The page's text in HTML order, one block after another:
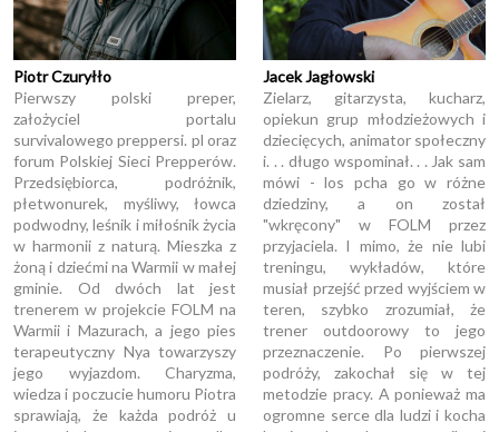
Piotr Czuryłło
Pierwszy polski preper,
założyciel portalu
survivalowego preppersi. pl oraz
forum Polskiej Sieci Prepperów.
Przedsiębiorca, podróżnik,
płetwonurek, myśliwy, łowca
podwodny, leśnik i miłośnik życia
w harmonii z naturą. Mieszka z
żoną i dziećmi na Warmii w małej
gminie. Od dwóch lat jest
trenerem w projekcie FOLM na
Warmii i Mazurach, a jego pies
terapeutyczny Nya towarzyszy
jego wyjazdom. Charyzma,
wiedza i poczucie humoru Piotra
sprawiają, że każda podróż u
Jacek Jagłowski
Zielarz, gitarzysta, kucharz,
opiekun grup młodzieżowych i
dziecięcych, animator społeczny
i. . . długo wspominał. . . Jak sam
mówi - los pcha go w różne
dziedziny, a on został
"wkręcony" w FOLM przez
przyjaciela. I mimo, że nie lubi
treningu, wykładów, które
musiał przejść przed wyjściem w
teren, szybko zrozumiał, że
trener outdoorowy to jego
przeznaczenie. Po pierwszej
podróży, zakochał się w tej
metodzie pracy. A ponieważ ma
ogromne serce dla ludzi i kocha